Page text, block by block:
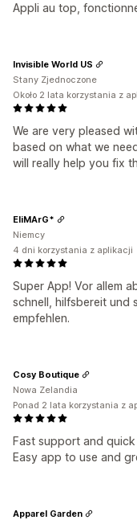
Appli au top,
We are very pleased
based on what we
will really help you fix
Invisible World US
Stany Zjednoczone
Około 2 lata korzystania z
Super App! Vor allem
schnell, hilfsbereit und
empfehlen.
EliMArG*
Niemcy
4 dni korzystania z aplikacji
Fast support and
Easy app to use and
Cosy Boutique
Nowa Zelandia
Ponad 2 lata korzystania z
Apparel Garden